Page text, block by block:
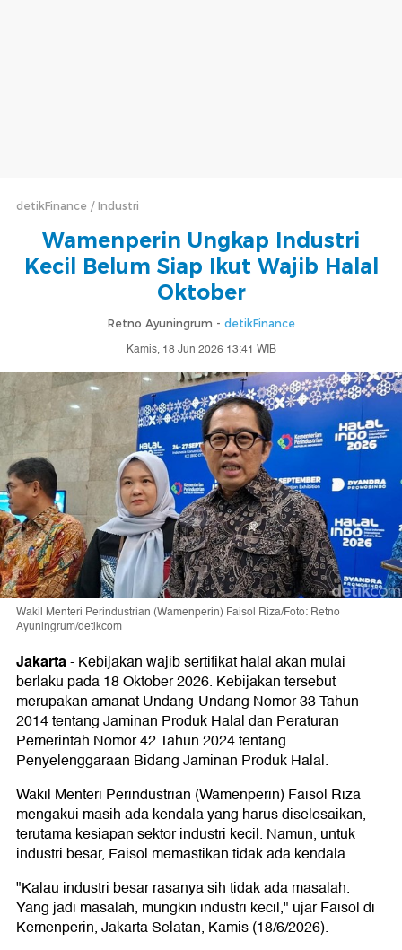
detikFinance Industri
Wamenperin Ungkap Industri
Kecil Belum Siap Ikut Wajib Halal
Oktober
Retno Ayuningrum - detikFinance
Kamis, 18 Jun 2026 13:41 WIB
Wakil Menteri Perindustrian (Wamenperin) Faisol Riza/Foto: Retno
Ayuningrum/detikcom
Jakarta-Kebijakan wajib sertifikat halal akan mulai
berlaku pada 18 Oktober 2026. Kebijakan tersebut
merupakan amanat Undang-Undang Nomor 33 Tahun
2014 tentang Jaminan Produk Halal dan Peraturan
Pemerintah Nomor 42 Tahun 2024 tentang
Penyelenggaraan Bidang Jaminan Produk Halal.
Wakil Menteri Perindustrian (Wamenperin) Faisol Riza
mengakui masih ada kendala yang harus diselesaikan,
terutama kesiapan sektor industri kecil. Namun, untuk
industri besar, Faisol memastikan tidak ada kendala.
"Kalau industri besar rasanya sih tidak ada masalah.
Yang jadi masalah, mungkin industri kecil," ujar Faisol di
Kemenperin, Jakarta Selatan, Kamis (18/6/2026).